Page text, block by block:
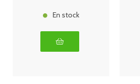
En stock